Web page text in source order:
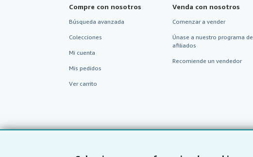
Compre con nosotros
Búsqueda avanzada
Colecciones
Mi cuenta
Mis pedidos
Ver carrito
Venda con nosotros
Comenzar a vender
Únase a nuestro programa de
afiliados
Recomiende un vendedor